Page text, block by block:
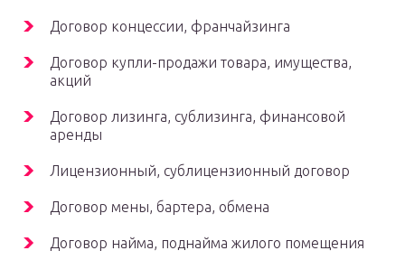
Договор концессии, франчайзинга
Договор купли-продажи товара, имущества,
акций
Договор лизинга, сублизинга, финансовой
аренды
Лицензионный, сублицензионный договор
Договор мены, бартера, обмена
Договор найма, поднайма жилого помещения